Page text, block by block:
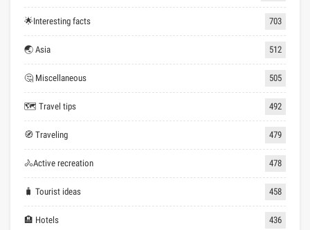
🌟Interesting facts 703
🌏 Asia 512
🤔 Miscellaneous 505
🗺 Travel tips 492
🧭 Traveling 479
🚴Active recreation 478
🧳 Tourist ideas 458
🏨 Hotels 436